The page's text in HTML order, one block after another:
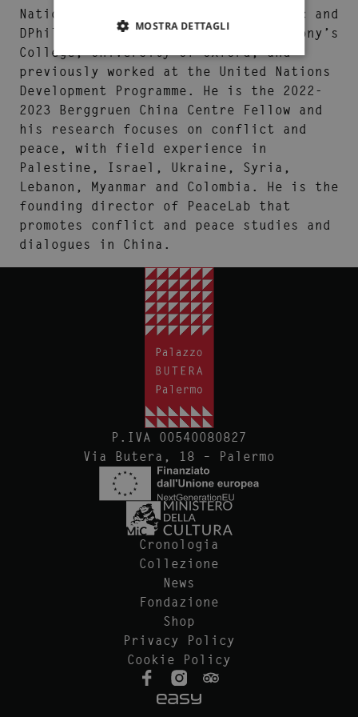
National University. He received MSc and
DPhil degrees in Politics at St Antony’s
College, University of Oxford, and
previously worked at the United Nations
Development Programme. He is the 2022-
2023 Berggruen China Centre Fellow and
his research focuses on conflict and
peace, with field experience in
Palestine, Israel, Ukraine, Syria,
Lebanon, Myanmar and Colombia. He is the
founding director of PeaceLab that
promotes conflict and peace studies and
dialogues in China.
P.IVA 00540080827
Via Butera, 18 – Palermo
Cronologia
Collezione
News
Fondazione
Shop
Privacy Policy
Cookie Policy
MOSTRA DETTAGLI